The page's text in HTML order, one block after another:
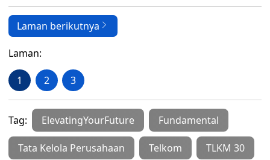
Laman berikutnya
Laman:
1 2 3
Tag: ElevatingYourFuture Fundamental
Tata Kelola Perusahaan Telkom TLKM 30